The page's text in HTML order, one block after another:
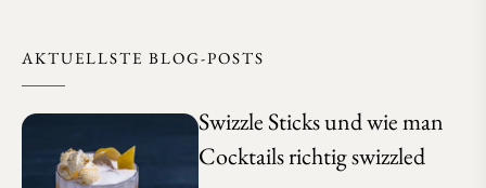
AKTUELLSTE BLOG-POSTS
Swizzle Sticks und wie man
Cocktails richtig swizzled